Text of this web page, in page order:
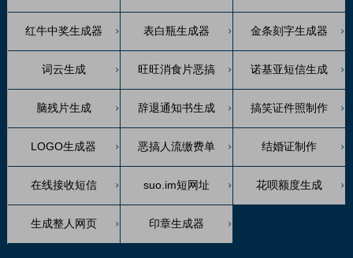
红牛中奖生成器 表白瓶生成器 金条刻字生成器
词云生成 旺旺消食片恶搞 诺基亚短信生成
脑残片生成 辞退通知书生成 搞笑证件照制作
LOGO生成器 恶搞人流缴费单 结婚证制作
在线接收短信 suo.im短网址 花呗额度生成
生成整人网页 印章生成器